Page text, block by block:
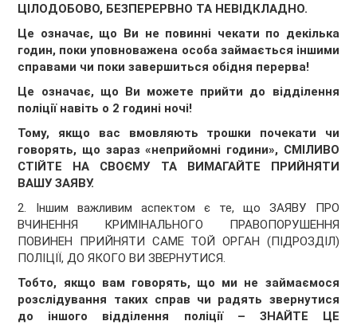
ЦІЛОДОБОВО, БЕЗПЕРЕРВНО ТА НЕВІДКЛАДНО.
Це означає, що Ви не повинні чекати по декілька
годин, поки уповноважена особа займається іншими
справами чи поки завершиться обідня перерва!
Це означає, що Ви можете прийти до відділення
поліції навіть о 2 годині ночі!
Тому, якщо вас вмовляють трошки почекати чи
говорять, що зараз «неприйомні години», СМІЛИВО
СТІЙТЕ НА СВОЄМУ ТА ВИМАГАЙТЕ ПРИЙНЯТИ
ВАШУ ЗАЯВУ.
2. Іншим важливим аспектом є те, що ЗАЯВУ ПРО
ВЧИНЕННЯ КРИМІНАЛЬНОГО ПРАВОПОРУШЕННЯ
ПОВИНЕН ПРИЙНЯТИ САМЕ ТОЙ ОРГАН (ПІДРОЗДІЛ)
ПОЛІЦІЇ, ДО ЯКОГО ВИ ЗВЕРНУТИСЯ.
Тобто, якщо вам говорять, що ми не займаємося
розслідування таких справ чи радять звернутися
до іншого відділення поліції – ЗНАЙТЕ ЦЕ